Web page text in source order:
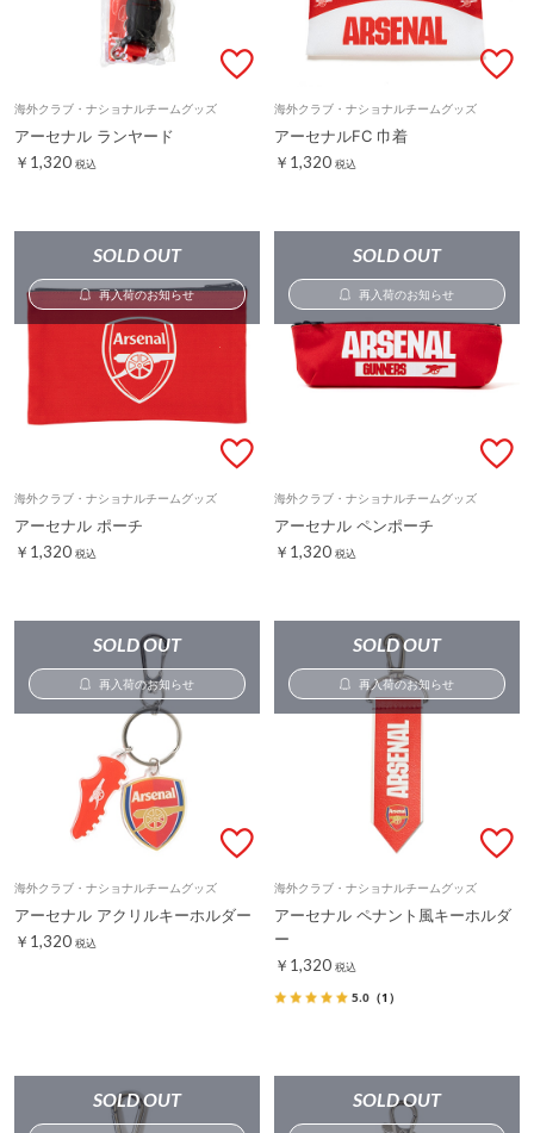
海外クラブ・ナショナルチームグッズ
アーセナル ランヤード
￥1,320 税込
海外クラブ・ナショナルチームグッズ
アーセナルFC 巾着
￥1,320 税込
SOLD OUT
再入荷のお知らせ
海外クラブ・ナショナルチームグッズ
アーセナル ポーチ
￥1,320 税込
SOLD OUT
再入荷のお知らせ
海外クラブ・ナショナルチームグッズ
アーセナル ペンポーチ
￥1,320 税込
SOLD OUT
再入荷のお知らせ
海外クラブ・ナショナルチームグッズ
アーセナル アクリルキーホルダー
￥1,320 税込
SOLD OUT
再入荷のお知らせ
海外クラブ・ナショナルチームグッズ
アーセナル ペナント風キーホルダ
ー
￥1,320 税込
5.0 （1）
SOLD OUT SOLD OUT